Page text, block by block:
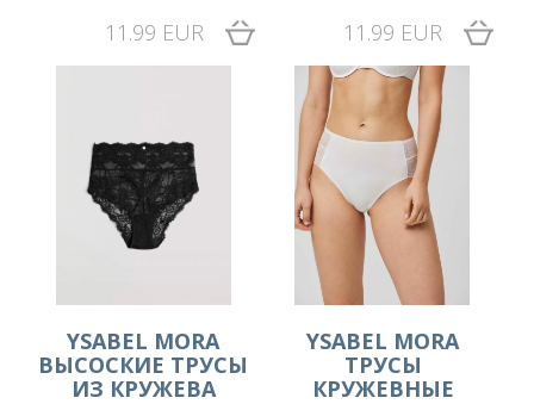
11.99 EUR
11.99 EUR
YSABEL MORA
ВЫСОСКИЕ ТРУСЫ
ИЗ КРУЖЕВА
YSABEL MORA
ТРУСЫ
КРУЖЕВНЫЕ